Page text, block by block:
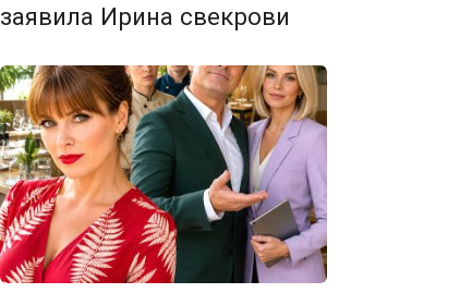
заявила Ирина свекрови